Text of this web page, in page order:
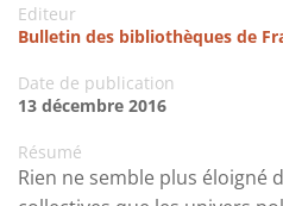
Editeur
Bulletin des bibliothèques de
Date de publication
13 décembre 2016
Résumé
Rien ne semble plus éloigné